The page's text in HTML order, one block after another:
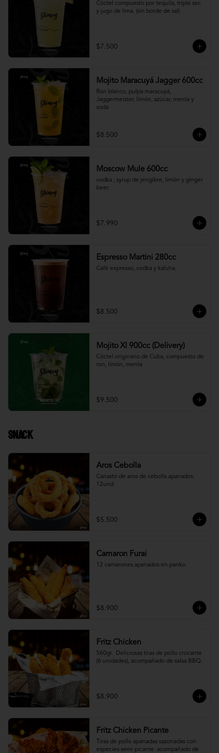
Cóctel compuesto por tequila, triple sec
y jugo de lima. (sin borde de sal)
$7.500
Mojito Maracuyá Jagger 600cc
Ron blanco, pulpa maracuyá,
Jaggermeister, limón, azúcar, menta y
soda
$8.500
Moscow Mule 600cc
vodka , syrup de jengibre, limón y ginger
beer.
$7.990
Espresso Martini 280cc
Café expresso, vodka y kaluha.
$8.500
Mojito Xl 900cc (Delivery)
Cóctel originario de Cuba, compuesto de
ron, limón, menta
$9.500
Snack
Aros Cebolla
Canasto de aros de cebolla apanados.
12und.
$5.500
Camaron Furai
12 camarones apanados en panko.
$8.900
Fritz Chicken
560gr.  Deliciosas tiras de pollo crocante
(6 unidades), acompañado de salsa BBQ.
$8.900
Fritz Chicken Picante
Tiras de pollo apanadas sazonadas con
especies semi picante. acompañado de